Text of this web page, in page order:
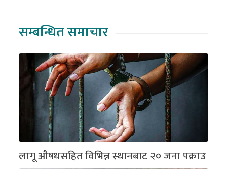
सम्बन्धित समाचार
लागू औषधसहित विभिन्न स्थानबाट २० जना पक्राउ